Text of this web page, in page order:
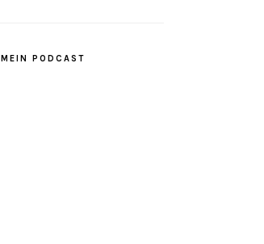
MEIN PODCAST